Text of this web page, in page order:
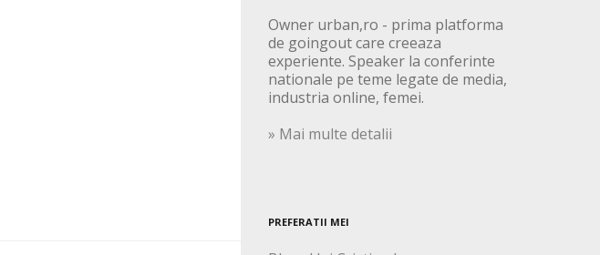
Owner urban,ro - prima platforma
de goingout care creeaza
experiente. Speaker la conferinte
nationale pe teme legate de media,
industria online, femei.
» Mai multe detalii
PREFERATII MEI